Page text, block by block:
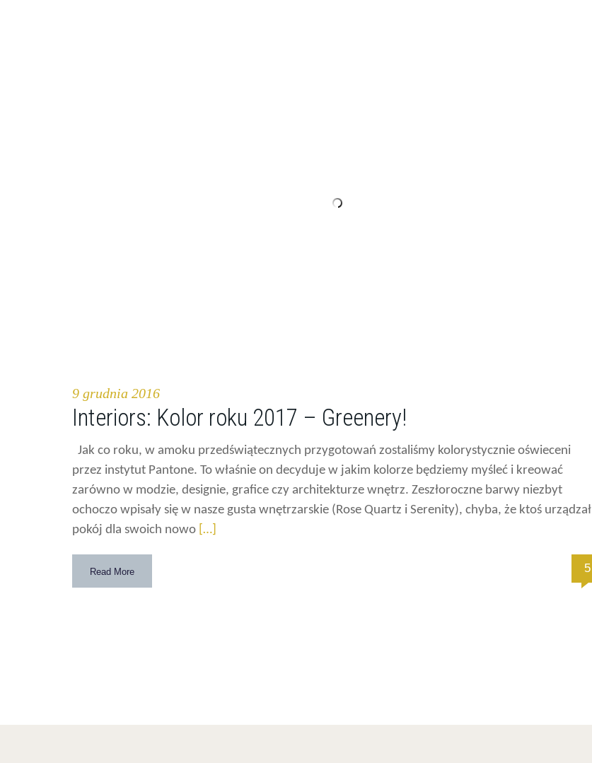
9 grudnia 2016
Interiors: Kolor roku 2017 – Greenery!
Jak co roku, w amoku przedświątecznych przygotowań zostaliśmy kolorystycznie oświeceni
przez instytut Pantone. To właśnie on decyduje w jakim kolorze będziemy myśleć i kreować
zarówno w modzie, designie, grafice czy architekturze wnętrz. Zeszłoroczne barwy niezbyt
ochoczo wpisały się w nasze gusta wnętrzarskie (Rose Quartz i Serenity), chyba, że ktoś urządzał
pokój dla swoich nowo […]
Read More 5